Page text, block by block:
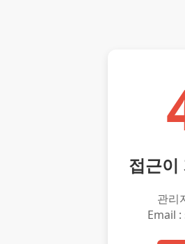
접근이
관리
Email